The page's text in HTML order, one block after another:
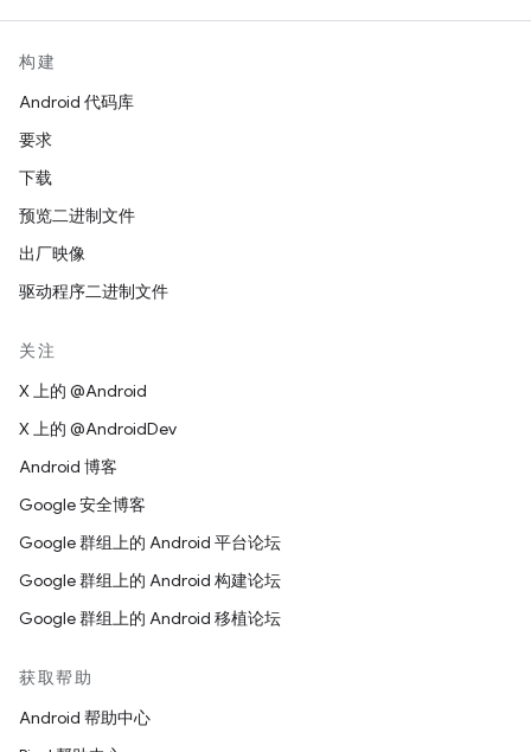
构建
Android 代码库
要求
下载
预览二进制文件
出厂映像
驱动程序二进制文件
关注
X 上的 @Android
X 上的 @AndroidDev
Android 博客
Google 安全博客
Google 群组上的 Android 平台论坛
Google 群组上的 Android 构建论坛
Google 群组上的 Android 移植论坛
获取帮助
Android 帮助中心